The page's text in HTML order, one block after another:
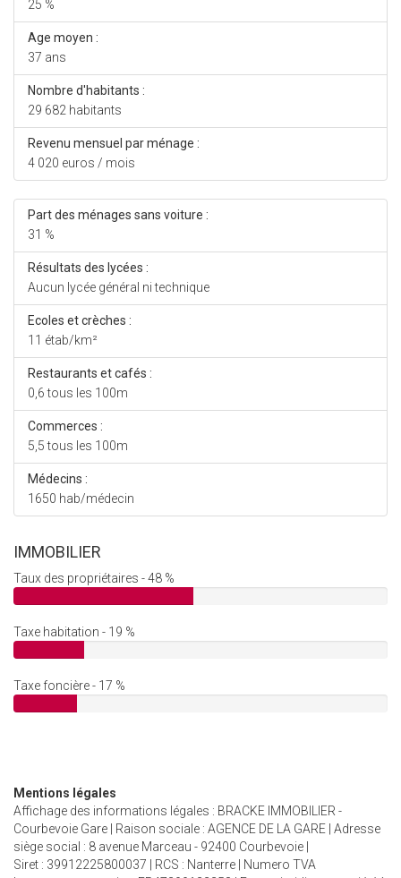
25 %
Age moyen :
37 ans
Nombre d'habitants :
29 682 habitants
Revenu mensuel par ménage :
4 020 euros / mois
Part des ménages sans voiture :
31 %
Résultats des lycées :
Aucun lycée général ni technique
Ecoles et crèches :
11 étab/km²
Restaurants et cafés :
0,6 tous les 100m
Commerces :
5,5 tous les 100m
Médecins :
1650 hab/médecin
IMMOBILIER
Taux des propriétaires - 48 %
Taxe habitation - 19 %
Taxe foncière - 17 %
Mentions légales
Affichage des informations légales : BRACKE IMMOBILIER -
Courbevoie Gare | Raison sociale : AGENCE DE LA GARE | Adresse
siège social : 8 avenue Marceau - 92400 Courbevoie |
Siret : 39912225800037 | RCS : Nanterre | Numero TVA